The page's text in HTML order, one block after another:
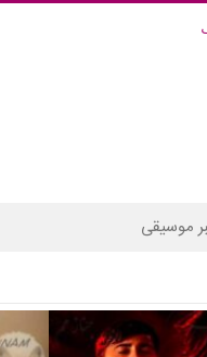
موسیقی